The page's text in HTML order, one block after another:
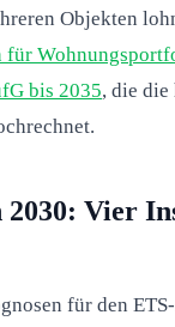
Objekten
bis 2035, die
2030: Vier
für den